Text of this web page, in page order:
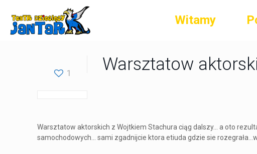
Witamy
1 Warsztatow
Warsztatow aktorskich z Wojtkiem Stachura ciąg dalszy... a oto
samochodowych... sami zgadnijcie ktora etiuda gdzie sie